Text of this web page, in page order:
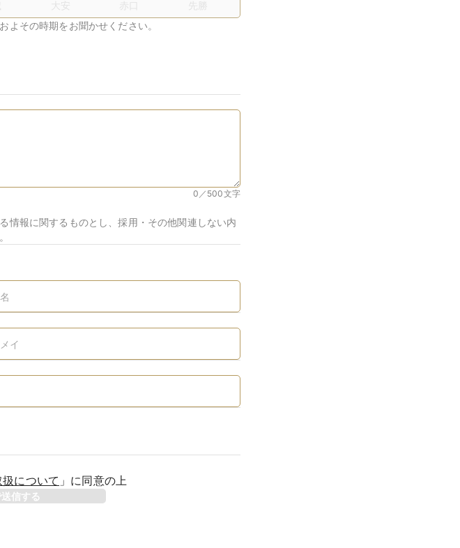
大安 赤口
先勝
よその時期をお聞かせください。
0／500文字
情報に関するものとし、採用・その他関連しない内
について 」 に同意の上
送信する